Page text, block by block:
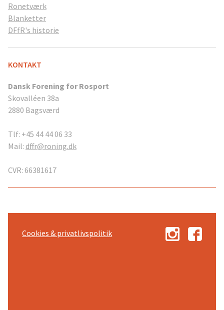
Ronetværk
Blanketter
DFfR's historie
KONTAKT
Dansk Forening for Rosport
Skovalléen 38a
2880 Bagsværd
Tlf: +45 44 44 06 33
Mail: dffr@roning.dk
CVR: 66381617
Cookies & privatlivspolitik